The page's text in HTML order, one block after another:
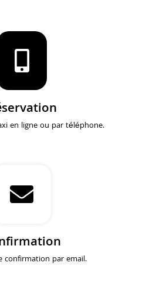
en ligne ou par téléphone.
confirmation par email.